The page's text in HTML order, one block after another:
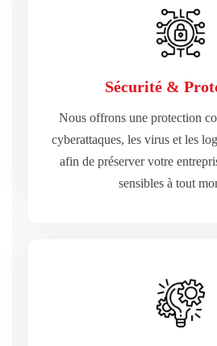
Sécurité &
Nous offrons une protection
cyberattaques, les virus et les
afin de préserver votre
sensibles à tout
Sécurité &
Nous offrons une protection
afin de préserver votre
sensibles à tout
EN SAVOIR
EN SAVOIR